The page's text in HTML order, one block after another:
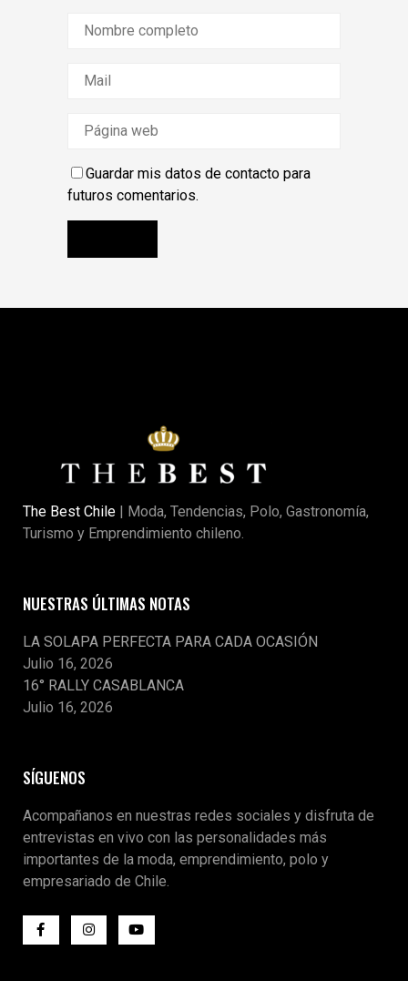
Guardar mis datos de contacto para
futuros comentarios.
The Best Chile | Moda, Tendencias, Polo, Gastronomía,
Turismo y Emprendimiento chileno.
NUESTRAS ÚLTIMAS NOTAS
LA SOLAPA PERFECTA PARA CADA OCASIÓN
Julio 16, 2026
16° RALLY CASABLANCA
Julio 16, 2026
SÍGUENOS
Acompañanos en nuestras redes sociales y disfruta de
entrevistas en vivo con las personalidades más
importantes de la moda, emprendimiento, polo y
empresariado de Chile.